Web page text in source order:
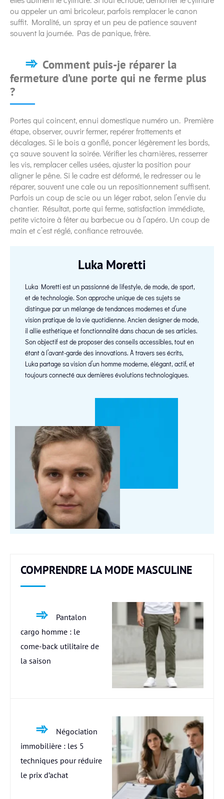
ou appeler un ami bricoleur, parfois remplacer le canon
suffit. Moralité, un spray et un peu de patience sauvent
souvent la journée. Pas de panique, frère.
Comment puis-je réparer la
fermeture d’une porte qui ne ferme plus
?
Portes qui coincent, ennui domestique numéro un. Première
étape, observer, ouvrir fermer, repérer frottements et
décalages. Si le bois a gonflé, poncer légèrement les bords,
ça sauve souvent la soirée. Vérifier les charnières, resserrer
les vis, remplacer celles usées, ajuster la position pour
aligner le pêne. Si le cadre est déformé, le redresser ou le
réparer, souvent une cale ou un repositionnement suffisent.
Parfois un coup de scie ou un léger rabot, selon l’envie du
chantier. Résultat, porte qui ferme, satisfaction immédiate,
petite victoire à fêter au barbecue ou à l’apéro. Un coup de
main et c’est réglé, confiance retrouvée.
Luka Moretti
Luka Moretti est un passionné de lifestyle, de mode, de sport,
et de technologie. Son approche unique de ces sujets se
distingue par un mélange de tendances modernes et d’une
vision pratique de la vie quotidienne. Ancien designer de mode,
il allie esthétique et fonctionnalité dans chacun de ses articles.
Son objectif est de proposer des conseils accessibles, tout en
étant à l’avant-garde des innovations. À travers ses écrits,
Luka partage sa vision d’un homme moderne, élégant, actif, et
toujours connecté aux dernières évolutions technologiques.
COMPRENDRE LA MODE MASCULINE
Pantalon
cargo homme : le
come-back utilitaire de
la saison
Négociation
immobilière : les 5
techniques pour réduire
le prix d’achat